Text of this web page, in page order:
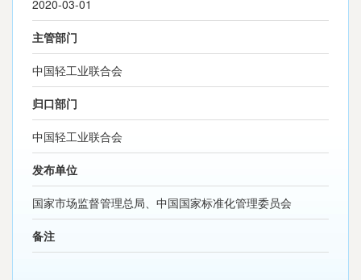
2020-03-01
主管部门
中国轻工业联合会
归口部门
中国轻工业联合会
发布单位
国家市场监督管理总局、中国国家标准化管理委员会
备注